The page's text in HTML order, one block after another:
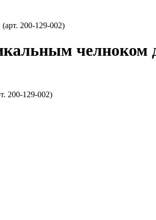
200-129-002)
челноком